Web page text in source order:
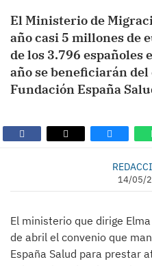
El Ministerio de
año casi 5 millones de
de los 3.796 españoles
año se beneficiarán
Fundación España
14/05/
El ministerio que dirige
de abril el convenio que
España Salud para prestar